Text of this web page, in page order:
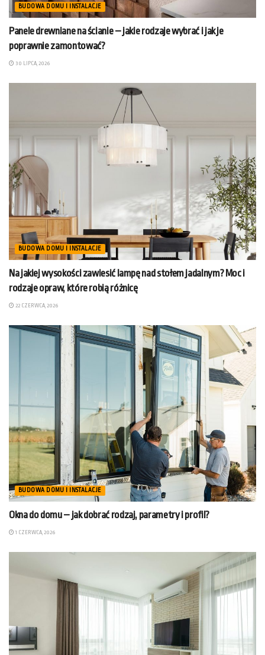
BUDOWA DOMU I INSTALACJE
Panele drewniane na ścianie – jakie rodzaje wybrać i jak je
poprawnie zamontować?
30 LIPCA, 2026
BUDOWA DOMU I INSTALACJE
Na jakiej wysokości zawiesić lampę nad stołem jadalnym? Moc i
rodzaje opraw, które robią różnicę
22 CZERWCA, 2026
BUDOWA DOMU I INSTALACJE
Okna do domu – jak dobrać rodzaj, parametry i profil?
1 CZERWCA, 2026